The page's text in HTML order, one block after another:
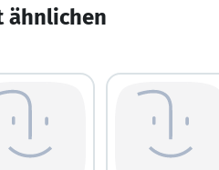
ähnlichen